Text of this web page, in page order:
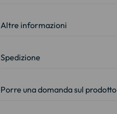
Altre informazioni
Spedizione
Porre una domanda sul prodotto